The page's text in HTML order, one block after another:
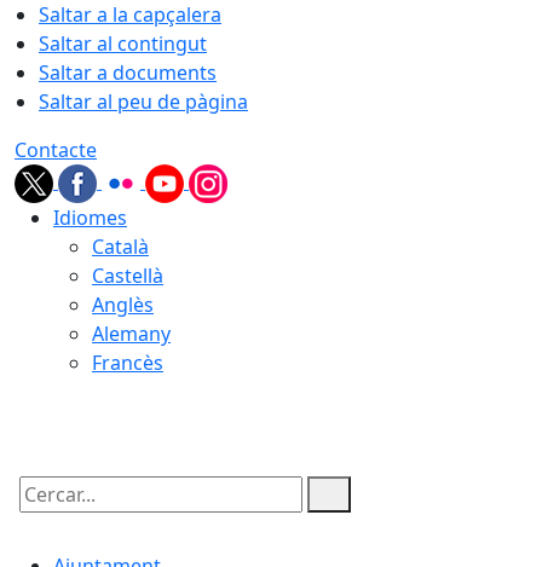
Saltar a la capçalera
Saltar al contingut
Saltar a documents
Saltar al peu de pàgina
Contacte
Idiomes
Català
Castellà
Anglès
Alemany
Francès
Cercar: